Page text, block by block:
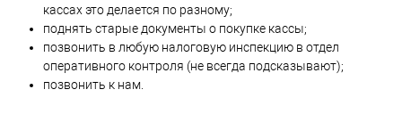
кассах это делается по разному;
поднять старые документы о покупке кассы;
позвонить в любую налоговую инспекцию в отдел
оперативного контроля (не всегда подсказывают);
позвонить к нам.